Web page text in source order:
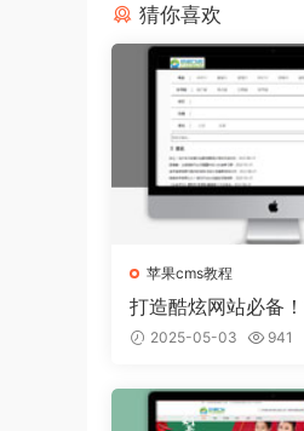
猜你喜欢
苹果cms教程
打造酷炫网站必备
的苹果CMS模板推荐
2025-05-03 941